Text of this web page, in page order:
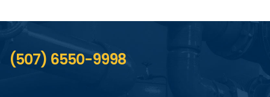
(507) 6550-9998